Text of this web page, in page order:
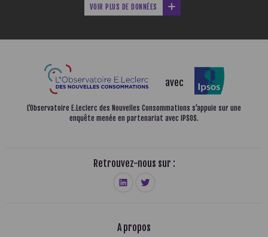
VOIR PLUS DE DONNÉES
avec
L’Observatoire E.Leclerc des Nouvelles Consommations s’appuie sur une
enquête menée en partenariat avec IPSOS.
Retrouvez-nous sur :
A propos